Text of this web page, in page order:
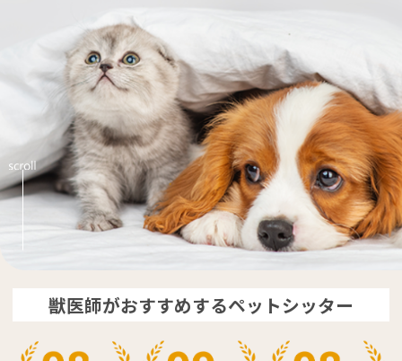
獣医師がおすすめするペットシッター